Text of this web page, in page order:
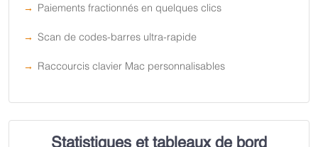
Paiements fractionnés en quelques clics
Scan de codes-barres ultra-rapide
Raccourcis clavier Mac personnalisables
Statistiques et tableaux de bord